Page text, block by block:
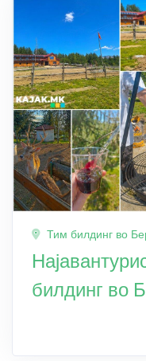
Тим билдинг во
билдинг во